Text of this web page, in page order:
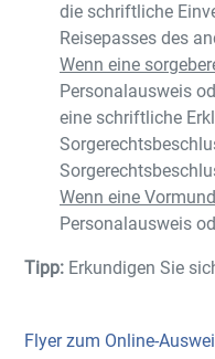
die schriftliche
Reisepasses des
Wenn eine
Personalausweis
eine schriftliche
Wenn eine
Personalausweis
Tipp: Erkundigen Sie
Flyer zum Online-